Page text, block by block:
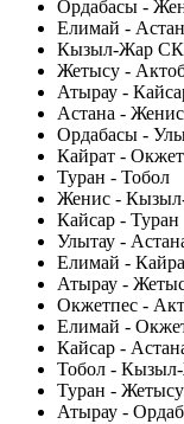
Ордабасы -
Елимай -
Кызыл-Жар СК
Жетысу -
Атырау -
Астана - Женис
Ордабасы -
Кайрат -
Туран - Тобол
Женис -
Кайсар - Туран
Улытау -
Елимай -
Атырау -
Окжетпес -
Елимай -
Кайсар -
Тобол -
Туран - Жетысу
Атырау -